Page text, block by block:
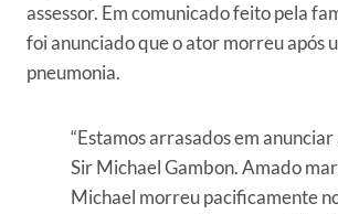
assessor. Em comunicado feito pela
foi anunciado que o ator morreu após
pneumonia.
“Estamos arrasados em
Sir Michael Gambon. Amado
Michael morreu pacificamente